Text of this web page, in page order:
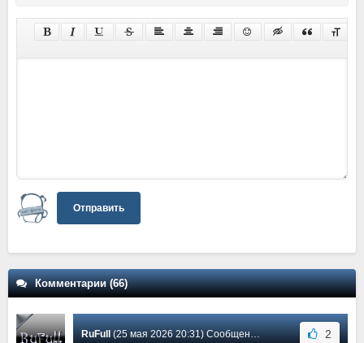
Отправить
Комментарии (66)
RuFull(25 мая 2026 20:31) Сообщение #63 2